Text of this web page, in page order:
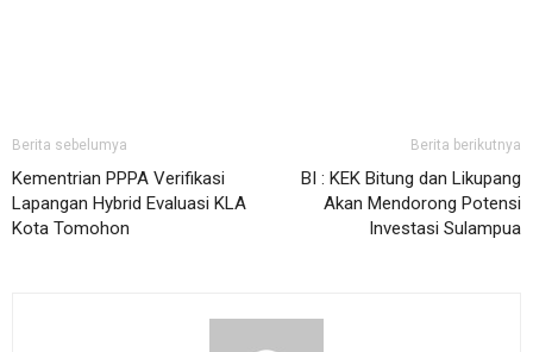
Berita sebelumya
Kementrian PPPA Verifikasi
Lapangan Hybrid Evaluasi KLA
Kota Tomohon
Berita berikutnya
BI : KEK Bitung dan Likupang
Akan Mendorong Potensi
Investasi Sulampua